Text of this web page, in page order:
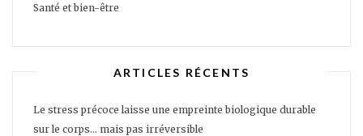
Santé et bien-être
ARTICLES RÉCENTS
Le stress précoce laisse une empreinte biologique durable
sur le corps… mais pas irréversible